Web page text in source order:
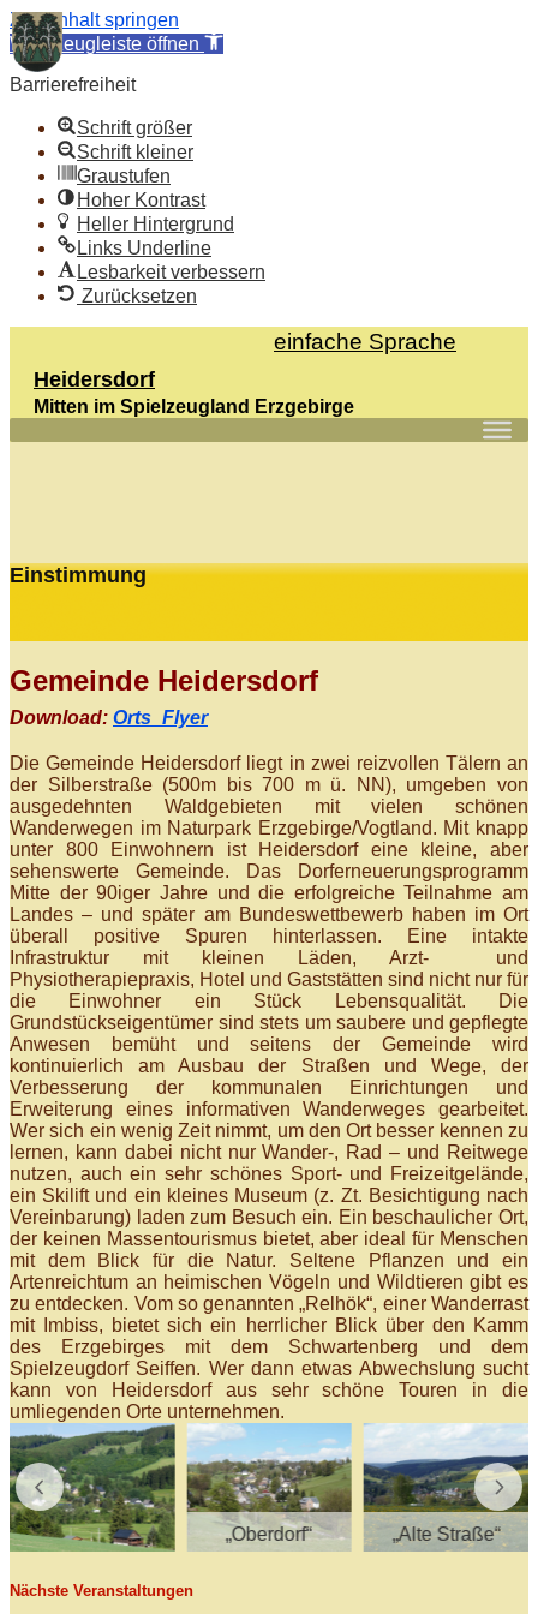
Zum Inhalt springen
Werkzeugleiste öffnen
Barrierefreiheit
Schrift größer
Schrift kleiner
Graustufen
Hoher Kontrast
Heller Hintergrund
Links Underline
Lesbarkeit verbessern
Zurücksetzen
content
einfache Sprache
Heidersdorf
Mitten im Spielzeugland Erzgebirge
Einstimmung
Gemeinde Heidersdorf
Download: Orts_Flyer
Die Gemeinde Heidersdorf liegt in zwei reizvollen Tälern an
der Silberstraße (500m bis 700 m ü. NN), umgeben von
ausgedehnten Waldgebieten mit vielen schönen
Wanderwegen im Naturpark Erzgebirge/Vogtland. Mit knapp
unter 800 Einwohnern ist Heidersdorf eine kleine, aber
sehenswerte Gemeinde. Das Dorferneuerungsprogramm
Mitte der 90iger Jahre und die erfolgreiche Teilnahme am
Landes – und später am Bundeswettbewerb haben im Ort
überall positive Spuren hinterlassen. Eine intakte
Infrastruktur mit kleinen Läden, Arzt- und
Physiotherapiepraxis, Hotel und Gaststätten sind nicht nur für
die Einwohner ein Stück Lebensqualität. Die
Grundstückseigentümer sind stets um saubere und gepflegte
Anwesen bemüht und seitens der Gemeinde wird
kontinuierlich am Ausbau der Straßen und Wege, der
Verbesserung der kommunalen Einrichtungen und
Erweiterung eines informativen Wanderweges gearbeitet.
Wer sich ein wenig Zeit nimmt, um den Ort besser kennen zu
lernen, kann dabei nicht nur Wander-, Rad – und Reitwege
nutzen, auch ein sehr schönes Sport- und Freizeitgelände,
ein Skilift und ein kleines Museum (z. Zt. Besichtigung nach
Vereinbarung) laden zum Besuch ein. Ein beschaulicher Ort,
der keinen Massentourismus bietet, aber ideal für Menschen
mit dem Blick für die Natur. Seltene Pflanzen und ein
Artenreichtum an heimischen Vögeln und Wildtieren gibt es
zu entdecken. Vom so genannten „Relhök“, einer Wanderrast
mit Imbiss, bietet sich ein herrlicher Blick über den Kamm
des Erzgebirges mit dem Schwartenberg und dem
Spielzeugdorf Seiffen. Wer dann etwas Abwechslung sucht
kann von Heidersdorf aus sehr schöne Touren in die
umliegenden Orte unternehmen.
„Oberdorf“ „Alte Straße“
Nächste Veranstaltungen